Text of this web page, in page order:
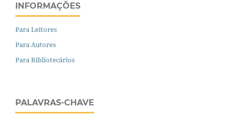
INFORMAÇÕES
Para Leitores
Para Autores
Para Bibliotecários
PALAVRAS-CHAVE